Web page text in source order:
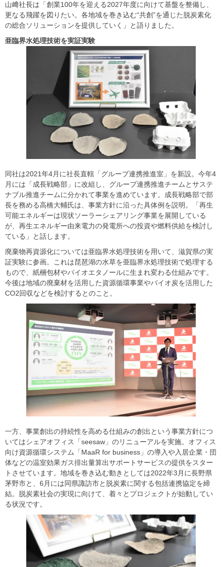
山﨑社長は「創業100年を迎える2027年度に向けて基盤を整備し、
更なる飛躍を図りたい。各地域を巻き込む“共創”を通じた脱炭素化
の総合ソリューションを提供していく」と語りました。
亜臨界水処理技術を実証実験
同社は2021年4月に社長直轄「グループ連携推進室」を新設。今年4
月には「成長戦略部」に改組し、グループ連携推進チームとサステ
ナブル推進チームに分かれて事業を進めています。成長戦略部で部
長を務める高橋大輔氏は、事業方針に沿った具体例を説明。「再生
可能エネルギーは現状ソーラーシェアリング事業を展開している
が、再生エネルギー由来電力の発電所への投資や燃料供給を検討し
ている」と話します。
廃棄物再資源化については亜臨界水処理技術を用いて、滋賀県の実
証実験に参画。これは琵琶湖の水草を亜臨界水処理技術で処理する
もので、紙梱包材やバイオエタノールに生まれ変わる仕組みです。
今後は地域の廃棄材を活用した資源循環事業やバイオ炭を活用した
CO2回収などを検討するとのこと。
一方、事業創出の持続性を高める仕組みの創出という事業方針につ
いてはシェアオフィス「seesaw」のリニューアルを実施。オフィス
向け資源循環システム「MaaR for business」の導入や入居企業・団
体などの温室効果ガス排出量算出サポートサービスの提供をスター
トさせています。地域を巻き込む動きとしては2022年3月に長野県
茅野市と、6月には同県諏訪市と脱炭素に関する包括連携協定を締
結。脱炭素社会の実現に向けて、着々とプロジェクトが始動してい
る状況です。